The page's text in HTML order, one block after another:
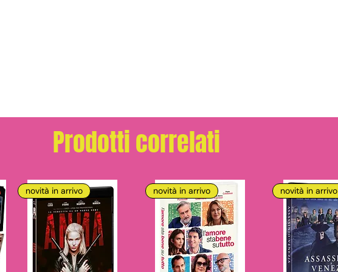
Prodotti correlati
novità in arrivo novità in arrivo novità in arrivo